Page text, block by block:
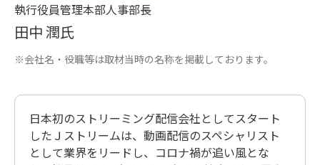
執行役員管理本部人事部長
田中 潤氏
※会社名・役職等は取材当時の名称を掲載しております。
日本初のストリーミング配信会社としてスタート
したＪストリームは、動画配信のスペシャリスト
として業界をリードし、コロナ禍が追い風とな